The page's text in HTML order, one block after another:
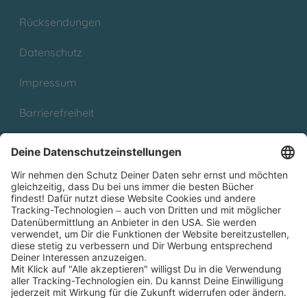
Rücksendungen
Datenschutz
Impressum
Barrierefreiheit
Partnerprogramm (Affiliate)
Folge uns auf
* Versandkostenfrei ab 9,00 € Bestellwert innerhalb